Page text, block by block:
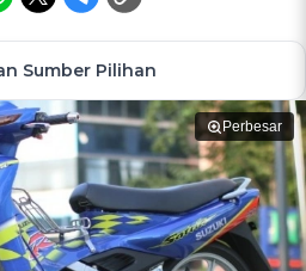
Sumber Pilihan
Perbesar